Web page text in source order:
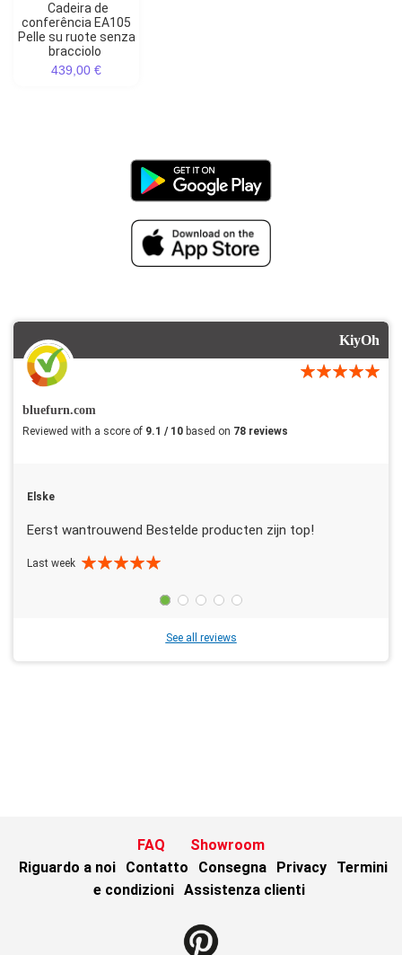
Cadeira de
conferência EA105
Pelle su ruote senza
bracciolo
439,00 €
KiyOh
bluefurn.com
Reviewed with a score of 9.1 / 10 based on 78 reviews
Elske
Eerst wantrouwend Bestelde producten zijn top!
Last week
See all reviews
FAQ
Showroom
Riguardo a noi
Contatto Consegna Privacy
Termini
e condizioni Assistenza clienti